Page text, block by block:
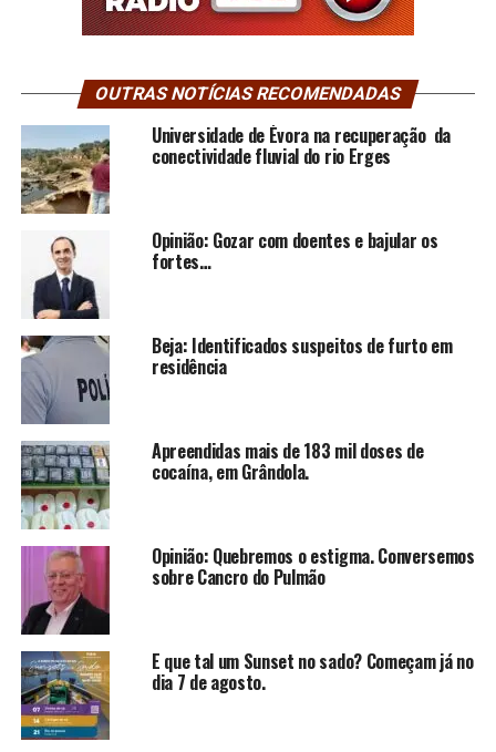
OUTRAS NOTÍCIAS RECOMENDADAS
Universidade de Évora na recuperação da
conectividade fluvial do rio Erges
Opinião: Gozar com doentes e bajular os
fortes…
Beja: Identificados suspeitos de furto em
residência
Apreendidas mais de 183 mil doses de
cocaína, em Grândola.
Opinião: Quebremos o estigma. Conversemos
sobre Cancro do Pulmão
E que tal um Sunset no sado? Começam já no
dia 7 de agosto.